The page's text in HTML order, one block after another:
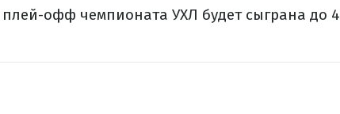
офф чемпионата УХЛ будет сыграна до 4